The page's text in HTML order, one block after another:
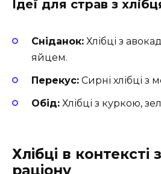
Ідеї для страв з
Сніданок: Хлібці з
яйцем.
Перекус: Сирні хлібці з
Обід: Хлібці з куркою,
Хлібці в контексті
раціону